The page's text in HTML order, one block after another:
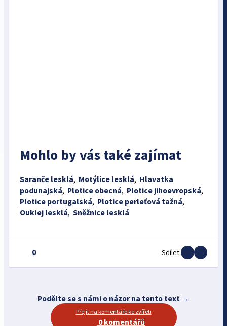
Mohlo by vás také zajímat
Saranče lesklá, Motýlice lesklá, Hlavatka
podunajská, Plotice obecná, Plotice jihoevropská,
Plotice portugalská, Plotice perleťová tažná,
Ouklej lesklá, Sněžnice lesklá
0 Sdílet:
Podělte se s námi o názor na tento text →
Přejít na komentáře ke zvířeti
0 komentářů